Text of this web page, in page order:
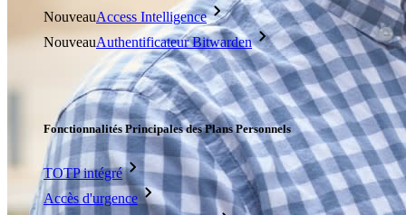
NouveauAccess Intelligence
NouveauAuthentificateur Bitwarden
Télécharger
Outils et Fonctionnalités
Fonctionnalités Principales des Plans Personnels
TOTP intégré
Accès d'urgence